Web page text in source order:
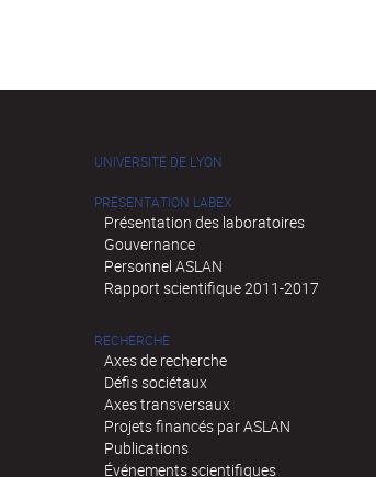
UNIVERSITÉ DE LYON
PRÉSENTATION LABEX
Présentation des laboratoires
Gouvernance
Personnel ASLAN
Rapport scientifique 2011-2017
RECHERCHE
Axes de recherche
Défis sociétaux
Axes transversaux
Projets financés par ASLAN
Publications
Événements scientifiques